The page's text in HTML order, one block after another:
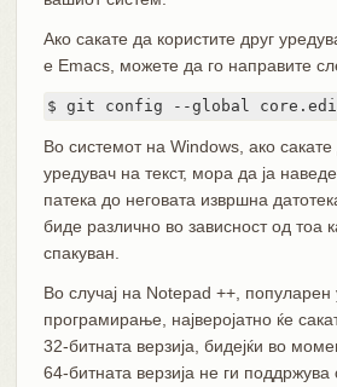
Ако сакате да користите друг
е Emacs, можете да го направите
$ git config --global
Во системот на Windows, ако сакате
уредувач на текст, мора да ја
патека до неговата извршна
биде различно во зависност од тоа
спакуван.
Во случај на Notepad ++, популарен
програмирање, најверојатно ќе
32-битната верзија, бидејќи во
64-битната верзија не ги поддржува